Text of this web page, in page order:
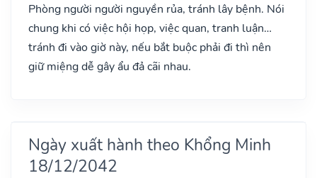
Phòng người người nguyền rủa, tránh lây bệnh. Nói
chung khi có việc hội họp, việc quan, tranh luận…
tránh đi vào giờ này, nếu bắt buộc phải đi thì nên
giữ miệng dễ gây ẩu đả cãi nhau.
Ngày xuất hành theo Khổng Minh
18/12/2042